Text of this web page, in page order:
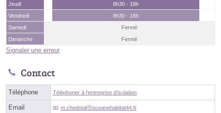
Jeudi
8h30 - 18h
Vendredi
8h30 - 18h
Samedi
Fermé
Dimanche
Fermé
Signaler une erreur
Contact
Téléphone Téléphoner à l'entreprise d'isolation
Email m.chedotalⓐoceanehabitat44.fr